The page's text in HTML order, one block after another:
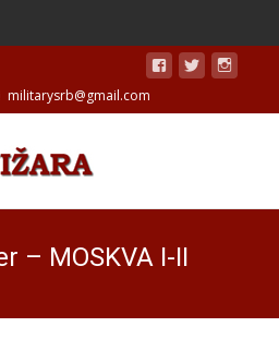
militarysrb@gmail.com
– MOSKVA I-II